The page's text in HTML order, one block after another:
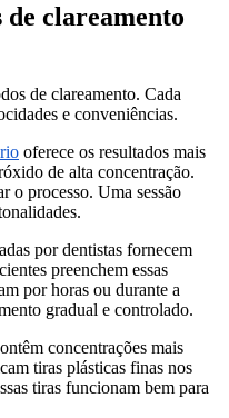
de clareamento
de clareamento. Cada
e conveniências.
oferece os resultados mais
de alta concentração.
o processo. Uma sessão
por dentistas fornecem
preenchem essas
por horas ou durante a
gradual e controlado.
concentrações mais
tiras plásticas finas nos
tiras funcionam bem para